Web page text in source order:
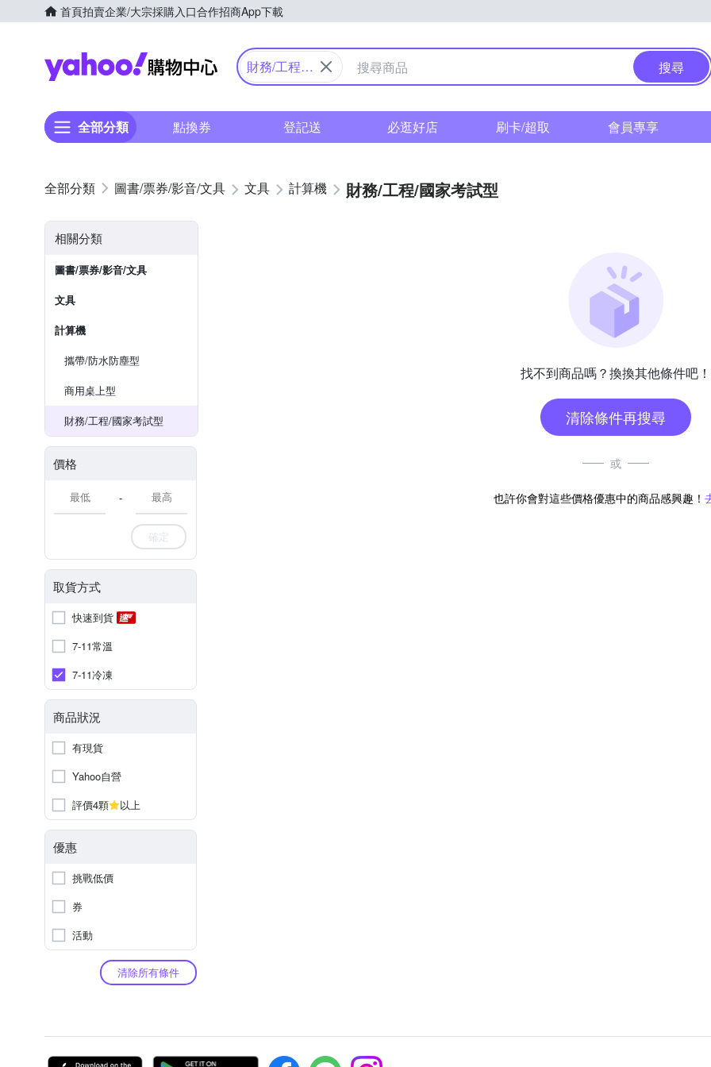
首頁拍賣企業/大宗採購入口合作招商App下載
Yahoo購物中心
財務/工程/
搜尋
全部分類 點換券 登記送 必逛好店 刷卡/超取 會員專享
圖書/票券/影音/文具 文具 計算機 財務/工程/國家考試型
相關分類
圖書/票券/影音/文具
文具
計算機
攜帶/防水防塵型
商用桌上型
財務/工程/國家考試型
價格
-
確定
取貨方式
快速到貨
7-11常溫
7-11冷凍
商品狀況
有現貨
Yahoo自營
評價4顆
以上
優惠
挑戰低價
券
活動
清除所有條件
找不到商品嗎？換換其他條件吧！
清除條件再搜尋
或
也許你會對這些價格優惠中的商品感興趣！